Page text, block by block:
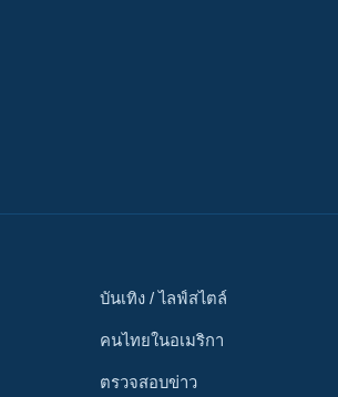
บันเทิง / ไลฟ์สไตล์
คนไทยในอเมริกา
ตรวจสอบข่าว